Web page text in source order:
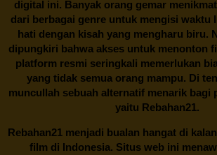
digital ini. Banyak orang gemar
dari berbagai genre untuk mengisi waktu
hati dengan kisah yang mengharu biru.
dipungkiri bahwa akses untuk menonton
platform resmi seringkali memerlukan
yang tidak semua orang mampu. Di
muncullah sebuah alternatif menarik bagi
yaitu Rebahan21.
Rebahan21menjadi bualan hangat di
film di Indonesia. Situs web ini